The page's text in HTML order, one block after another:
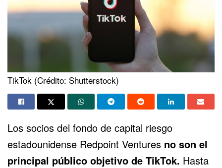
TikTok (Crédito: Shutterstock)
Los socios del fondo de capital riesgo
estadounidense Redpoint Ventures no son el
principal público objetivo de TikTok. Hasta